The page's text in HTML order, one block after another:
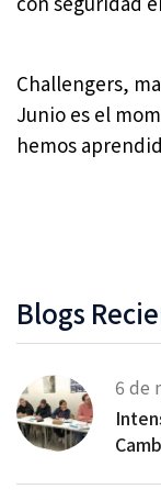
Challengers,
Junio es el
hemos
Blogs
6 de